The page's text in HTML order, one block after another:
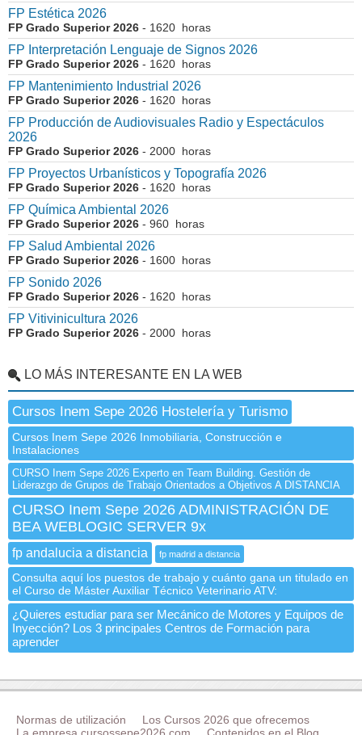
FP Estética 2026
FP Grado Superior 2026 - 1620 horas
FP Interpretación Lenguaje de Signos 2026
FP Grado Superior 2026 - 1620 horas
FP Mantenimiento Industrial 2026
FP Grado Superior 2026 - 1620 horas
FP Producción de Audiovisuales Radio y Espectáculos
2026
FP Grado Superior 2026 - 2000 horas
FP Proyectos Urbanísticos y Topografía 2026
FP Grado Superior 2026 - 1620 horas
FP Química Ambiental 2026
FP Grado Superior 2026 - 960 horas
FP Salud Ambiental 2026
FP Grado Superior 2026 - 1600 horas
FP Sonido 2026
FP Grado Superior 2026 - 1620 horas
FP Vitivinicultura 2026
FP Grado Superior 2026 - 2000 horas
LO MÁS INTERESANTE EN LA WEB
Cursos Inem Sepe 2026 Hostelería y Turismo
Cursos Inem Sepe 2026 Inmobiliaria, Construcción e
Instalaciones
CURSO Inem Sepe 2026 Experto en Team Building. Gestión de
Liderazgo de Grupos de Trabajo Orientados a Objetivos A DISTANCIA
CURSO Inem Sepe 2026 ADMINISTRACIÓN DE
BEA WEBLOGIC SERVER 9x
fp andalucia a distancia fp madrid a distancia
Consulta aquí los puestos de trabajo y cuánto gana un titulado en
el Curso de Máster Auxiliar Técnico Veterinario ATV:
¿Quieres estudiar para ser Mecánico de Motores y Equipos de
Inyección? Los 3 principales Centros de Formación para
aprender
Normas de utilización
Los Cursos 2026 que ofrecemos